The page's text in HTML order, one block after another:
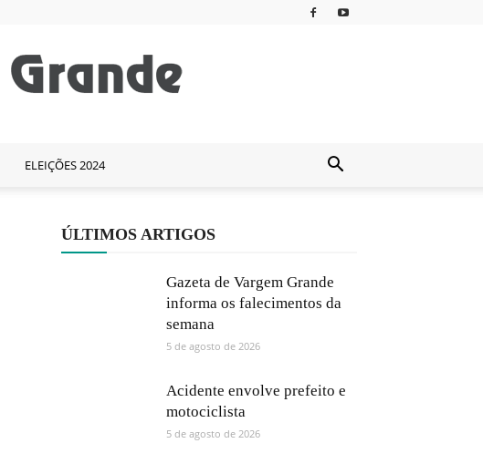
ELEIÇÕES 2024
ÚLTIMOS ARTIGOS
Gazeta de Vargem Grande
informa os falecimentos da
semana
5 de agosto de 2026
Acidente envolve prefeito e
motociclista
5 de agosto de 2026